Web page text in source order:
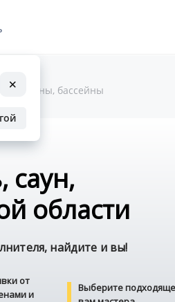
Бани, сауны, бассейны
саун,
области
найдите и вы!
от
и
Выберите